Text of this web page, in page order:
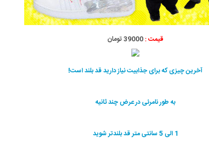
قیمت :
آخرین چیزی که برای جذابیت نیاز دارید قد بلند است!
به طور نامرئی در عرض چند ثانیه
1 الی 5 سانتی متر قد بلندتر شوید